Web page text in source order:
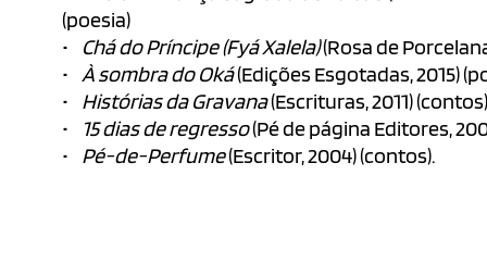
(poesia)
• Chá do Príncipe (Fyá Xalela)(Rosa de
• À sombra do Oká(Edições Esgotadas, 2015)
• Histórias da Gravana(Escrituras, 2011) (contos)
•
15 dias de regresso(Pé de página Editores,
• Pé-de-Perfume(Escritor, 2004) (contos).